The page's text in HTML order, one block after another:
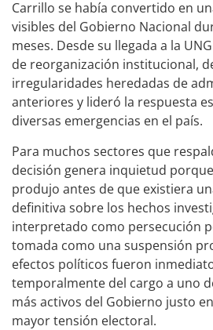
Carrillo se había convertido en
visibles del Gobierno Nacional
meses. Desde su llegada a la
de reorganización institucional,
irregularidades heredadas de
anteriores y lideró la respuesta
diversas emergencias en el país.
Para muchos sectores que
decisión genera inquietud
produjo antes de que existiera
definitiva sobre los hechos
interpretado como persecución
tomada como una suspensión
efectos políticos fueron
temporalmente del cargo a uno
más activos del Gobierno justo
mayor tensión electoral.